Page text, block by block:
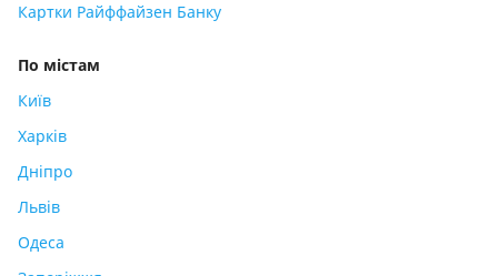
Картки Райффайзен Банку
По містам
Київ
Харків
Дніпро
Львів
Одеса